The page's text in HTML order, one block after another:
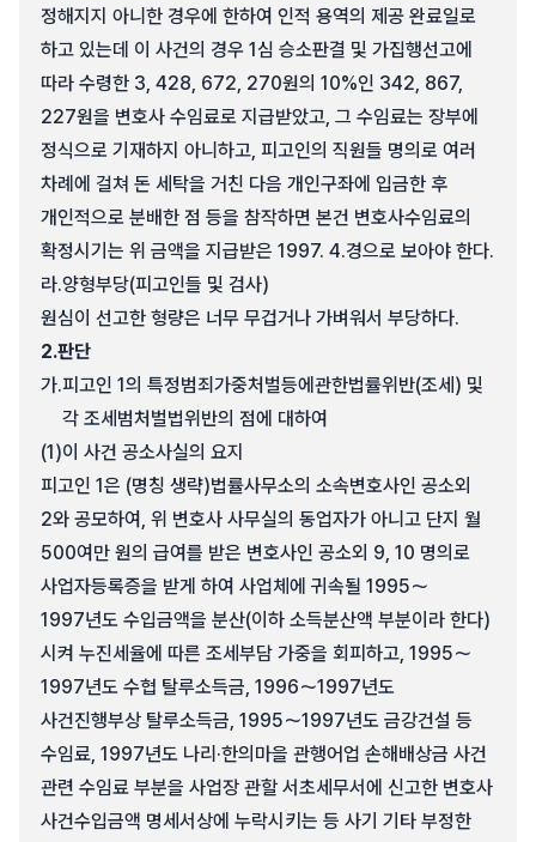
정해지지 아니한 경우에 한하여 인적 용역의 제공 완료일로
하고 있는데 이 사건의 경우 1심 승소판결 및 가집행선고에
따라 수령한 3, 428, 672, 270원의 10%인 342, 867,
227원을 변호사 수임료로 지급받았고, 그 수임료는 장부에
정식으로 기재하지 아니하고, 피고인의 직원들 명의로 여러
차례에 걸쳐 돈 세탁을 거친 다음 개인구좌에 입금한 후
개인적으로 분배한 점 등을 참작하면 본건 변호사수임료의
확정시기는 위 금액을 지급받은 1997. 4.경으로 보아야 한다.
라.양형부당(피고인들 및 검사)
원심이 선고한 형량은 너무 무겁거나 가벼워서 부당하다.
2.판단
가.피고인 1의 특정범죄가중처벌등에관한법률위반(조세) 및
각 조세범처벌법위반의 점에 대하여
(1)이 사건 공소사실의 요지
피고인 1은 (명칭 생략)법률사무소의 소속변호사인 공소외
2와 공모하여, 위 변호사 사무실의 동업자가 아니고 단지 월
500여만 원의 급여를 받은 변호사인 공소외 9, 10 명의로
사업자등록증을 받게 하여 사업체에 귀속될 1995～
1997년도 수입금액을 분산(이하 소득분산액 부분이라 한다)
시켜 누진세율에 따른 조세부담 가중을 회피하고, 1995～
1997년도 수협 탈루소득금, 1996～1997년도
사건진행부상 탈루소득금, 1995～1997년도 금강건설 등
수임료, 1997년도 나리·한의마을 관행어업 손해배상금 사건
관련 수임료 부분을 사업장 관할 서초세무서에 신고한 변호사
사건수입금액 명세서상에 누락시키는 등 사기 기타 부정한